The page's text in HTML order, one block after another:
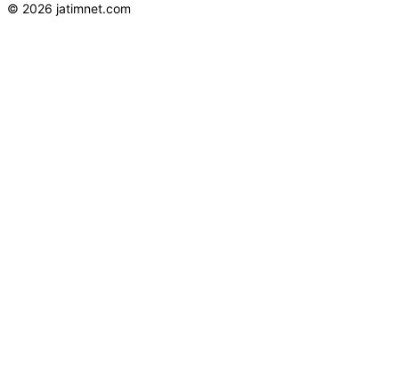
© 2026 jatimnet.com